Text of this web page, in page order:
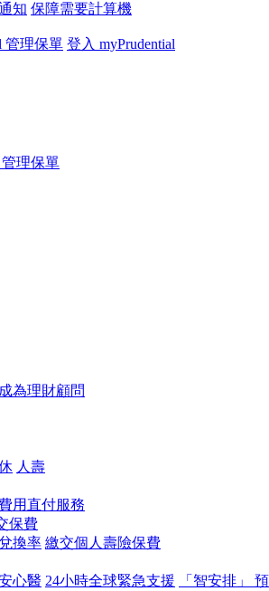
知 保障需要計算機
管理保單 登入 myPrudential
管理保單
成為理財顧問
人壽
用直付服務
保費
換率 繳交個人壽險保費
心醫 24小時全球緊急支援
「智安排」